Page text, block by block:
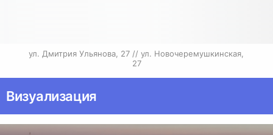
ул. Дмитрия Ульянова, 27 // ул. Новочеремушкинская,
27
Визуализация